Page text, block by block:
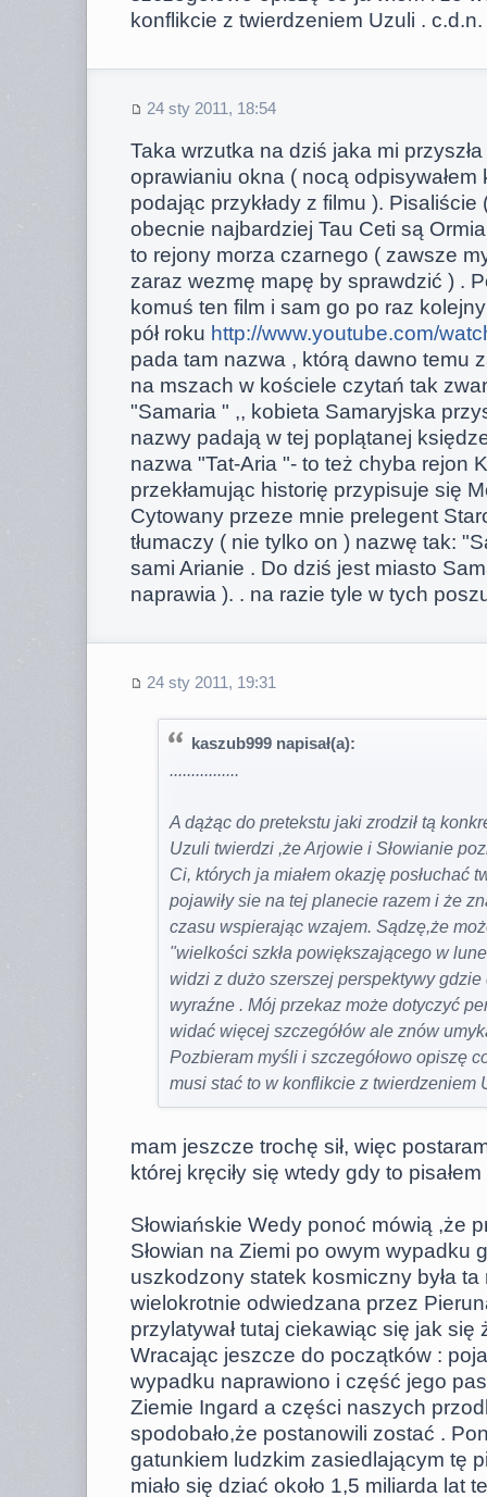
konflikcie z twierdzeniem Uzuli . c.d.n.
24 sty 2011, 18:54
Taka wrzutka na dziś jaka mi
oprawianiu okna ( nocą
podając przykłady z filmu ).
obecnie najbardziej Tau Ceti są
to rejony morza czarnego ( zawsze
zaraz wezmę mapę by sprawdzić ) .
komuś ten film i sam go po raz
pół roku http://www.youtube.com/
pada tam nazwa , którą dawno temu
na mszach w kościele czytań tak
"Samaria " ,, kobieta Samaryjska
nazwy padają w tej poplątanej
nazwa "Tat-Aria "- to też chyba rejon
przekłamując historię przypisuje się
Cytowany przeze mnie prelegent
tłumaczy ( nie tylko on ) nazwę tak:
sami Arianie . Do dziś jest miasto
naprawia ). . na razie tyle w tych
24 sty 2011, 19:31
kaszub999 napisał(a):
................
A dążąc do pretekstu jaki zrodził tą
Uzuli twierdzi ,że Arjowie i Słowianie
Ci, których ja miałem okazję posłuchać
pojawiły sie na tej planecie razem i że
czasu wspierając wzajem. Sądzę,że
"wielkości szkła powiększającego w
widzi z dużo szerszej perspektywy
wyraźne . Mój przekaz może dotyczyć
widać więcej szczegółów ale znów
Pozbieram myśli i szczegółowo opiszę
musi stać to w konflikcie z twierdzeniem
mam jeszcze trochę sił, więc
której kręciły się wtedy gdy to
Słowiańskie Wedy ponoć mówią ,że
Słowian na Ziemi po owym wypadku
uszkodzony statek kosmiczny była
wielokrotnie odwiedzana przez
przylatywał tutaj ciekawiąc się jak się
Wracając jeszcze do początków :
wypadku naprawiono i część jego
Ziemie Ingard a części naszych
spodobało,że postanowili zostać .
gatunkiem ludzkim zasiedlającym tę
miało się dziać około 1,5 miliarda lat